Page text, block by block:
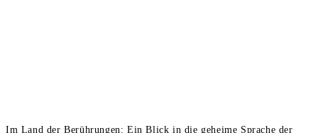
Im Land der Berührungen: Ein Blick in die geheime Sprache der